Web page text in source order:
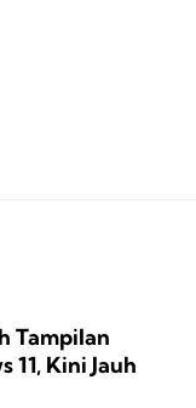
Tampilan
Kini Jauh